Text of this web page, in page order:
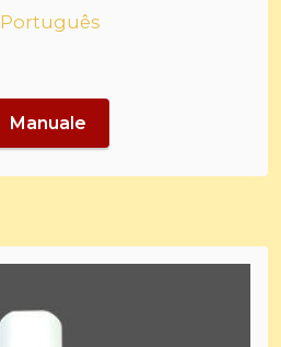
Português
Manuale